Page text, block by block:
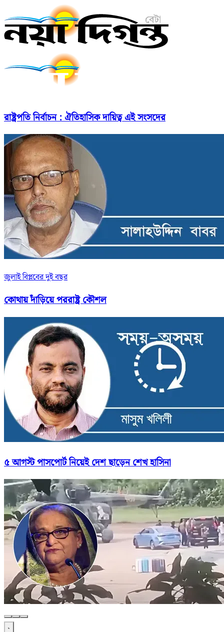
রাষ্ট্রপতি নির্বাচন : ঐতিহাসিক দায়িত্ব এই সংসদের
জুলাই বিপ্লবের দুই বছর
কোথায় দাঁড়িয়ে পররাষ্ট্র কৌশল
৫ আগস্ট পাসপোর্ট নিয়েই দেশ ছাড়েন শেখ হাসিনা